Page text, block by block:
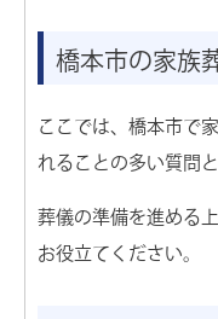
橋本市の家族
ここでは、橋本市で
れることの多い質問
葬儀の準備を進める
お役立てください。